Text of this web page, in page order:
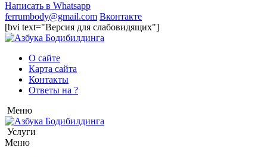
Написать в Whatsapp
ferrumbody@gmail.com Вконтакте
[bvi text="Версия для слабовидящих"]
О сайте
Карта сайта
Контакты
Ответы на ?
Меню
Услуги
Меню